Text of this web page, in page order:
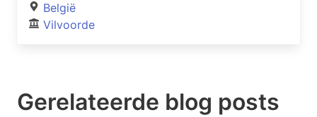
België
Vilvoorde
Gerelateerde blog posts